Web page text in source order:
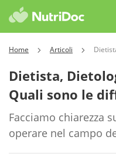
Home Articoli
Dietista,
Quali sono le
Facciamo chiarezza
operare nel campo